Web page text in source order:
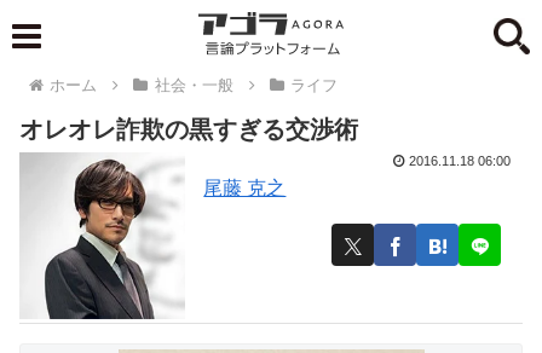
ホーム 社会・一般 ライフ
オレオレ詐欺の黒すぎる交渉術
尾藤 克之
2016.11.18 06:00